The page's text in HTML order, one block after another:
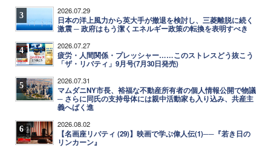
3 2026.07.29
日本の洋上風力から英大手が撤退を検討し、三菱離脱に続く
激震 ─ 政府はもう潔くエネルギー政策の転換を表明すべき
4 2026.07.27
疲労・人間関係・プレッシャー……このストレスどう抜こう
「ザ・リバティ」9月号(7月30日発売)
5 2026.07.31
マムダニNY市長、裕福な不動産所有者の個人情報公開で物議
─ さらに同氏の支持母体には親中活動家も入り込み、共産主
義へばく進
6 2026.08.02
【名画座リバティ (29)】映画で学ぶ偉人伝(1)──『若き日の
リンカーン』